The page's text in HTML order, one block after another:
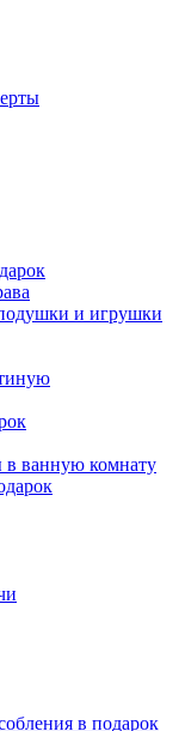
и игрушки
в ванную комнату
в подарок